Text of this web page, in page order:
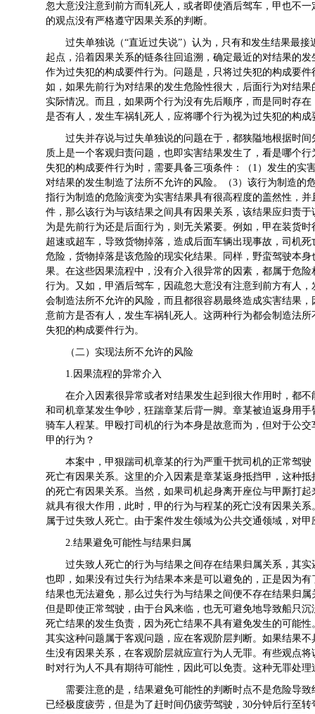
忽大意没注意到前方而轧死人，或者即使酒后驾车，甲也不
的观点没有严格遵守因果关系的判断。
过失单独说（“直近过失说”）认为，只有和发生结果最
起点，沿着因果关系的链条往回追溯，确定最近的对结果的
作为过失犯的构成要件行为。问题是，只将过失犯的构成要
如，如果先前行为对结果的发生危险性很大，后面行为对结
实际情况。而且，如果两个行为没有先后顺序，而是同时存
是否有人，发生车祸轧死人，应将哪个行为视为过失犯的构
过失并存说与过失单独说的问题在于，都狭隘地根据时
质上是一个客观归责问题，也即实害结果发生了，看是哪个
失犯的构成要件行为时，需要具备三项条件：（1）发生的实
对结果的发生制造了法所不允许的风险。（3）该行为制造的
指行为制造的危险演变为实害结果具有很高程度的盖然性，
件，那么该行为与该结果之间具有因果关系，该结果应归责
为是先前行为还是后面行为，则无关紧要。例如，甲在装货
超速或超车，导致货物掉落，造成后面车辆出现事故，司机
危险，货物掉落是该危险的现实化结果。同样，野蛮驾驶本
果。在这些因果流程中，没有介入很异常的因素，都属于危
行为。又如，甲酒后驾车，因疏忽大意没有注意到前方有人
会制造法所不允许的风险，而且都很容易最终造成实害结果
意前方是否有人，发生车祸轧死人。这两种行为都会制造法
失犯的构成要件行为。
（二）实现法所不允许的风险
1.因果流程的异常介入
在介入因素很异常或者对结果发生起到很大作用时，都
和司机章某发生争吵，狂踹章某后背一脚。章某被迫返身用
骑车人程某。甲殴打司机的行为本身是故意而为，但对于公
甲的行为？
本案中，甲狠踹司机章某的行为严重干扰司机的正常驾
死亡有因果关系。这里的介入因素是章某返身抵挡甲，这种
的死亡有因果关系。当然，如果司机起身离开座位与甲厮打
就具有很大作用，此时，甲的行为与程某的死亡没有因果关
属于过失致人死亡。由于案件发生领域为公共交通领域，对
2.结果避免可能性与结果归属
过失致人死亡的行为与结果之间存在结果归属关系，其
也即，如果没有过失行为结果本来是可以避免的，正是因为
结果也无法避免，那么过失行为与结果之间便不存在结果归
但是即使正常驾驶，由于台风来临，也无可避免地导致船只
死亡结果的发生负责，因为死亡结果不具有避免发生的可能
其实这种问题属于客观问题，应在客观阶层判断。如果结果
生没有因果关系，在客观阶层就应宣行为人无罪。有些观点
时对行为人不具有期待可能性，因此可以免责。这种无罪处
需要注意的是，结果避免可能性的判断时点不是危险导
已经极度疲劳，但是为了赶时间仍疲劳驾驶，30分钟后行至